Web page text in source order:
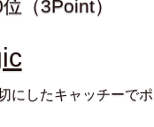
（3Point）
にしたキャッチーで